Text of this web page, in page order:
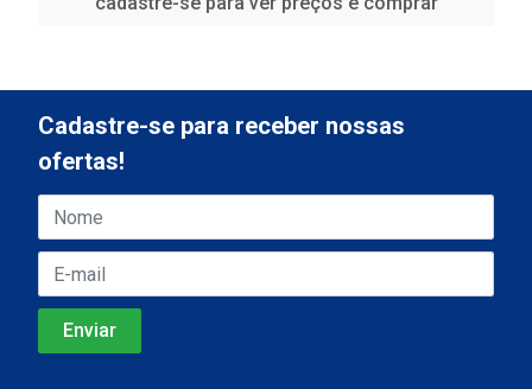
Cadastre-se para receber nossas
ofertas!